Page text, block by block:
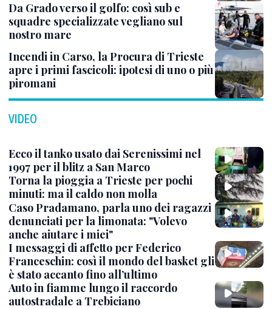
Da Grado verso il golfo: così sub e
squadre specializzate vegliano sul
nostro mare
Incendi in Carso, la Procura di Trieste
apre i primi fascicoli: ipotesi di uno o più
piromani
VIDEO
Ecco il tanko usato dai Serenissimi nel
1997 per il blitz a San Marco
Torna la pioggia a Trieste per pochi
minuti: ma il caldo non molla
Caso Pradamano, parla uno dei ragazzi
denunciati per la limonata: "Volevo
anche aiutare i miei"
I messaggi di affetto per Federico
Franceschin: così il mondo del basket gli
è stato accanto fino all’ultimo
Auto in fiamme lungo il raccordo
autostradale a Trebiciano